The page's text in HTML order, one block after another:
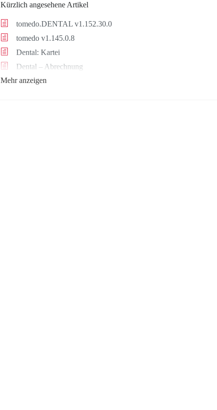
Kürzlich angesehene Artikel
tomedo.DENTAL v1.152.30.0
tomedo v1.145.0.8
Dental: Kartei
Dental – Abrechnung
Mehr anzeigen